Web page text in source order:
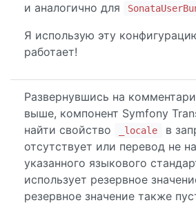
и аналогично для
Я использую эту
работает!
Развернувшись на
выше, компонент Symfony
найти свойство
_locale
в
отсутствует или перевод не
указанного языкового
использует резервное
резервное значение также